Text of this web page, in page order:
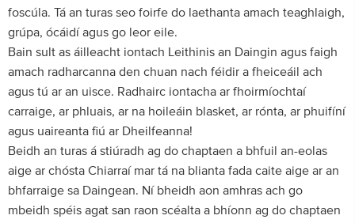
foscúla. Tá an turas seo foirfe do laethanta amach teaghlaigh,
grúpa, ócáidí agus go leor eile.
Bain sult as áilleacht iontach Leithinis an Daingin agus faigh
amach radharcanna den chuan nach féidir a fheiceáil ach
agus tú ar an uisce. Radhairc iontacha ar fhoirmíochtaí
carraige, ar phluais, ar na hoileáin blasket, ar rónta, ar phuifíní
agus uaireanta fiú ar Dheilfeanna!
Beidh an turas á stiúradh ag do chaptaen a bhfuil an-eolas
aige ar chósta Chiarraí mar tá na blianta fada caite aige ar an
bhfarraige sa Daingean. Ní bheidh aon amhras ach go
mbeidh spéis agat san raon scéalta a bhíonn ag do chaptaen